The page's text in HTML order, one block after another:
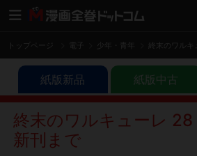
トップページ 少年・青年 終末のワル
紙版新品 紙版中古
終末のワルキューレ 28
新刊まで